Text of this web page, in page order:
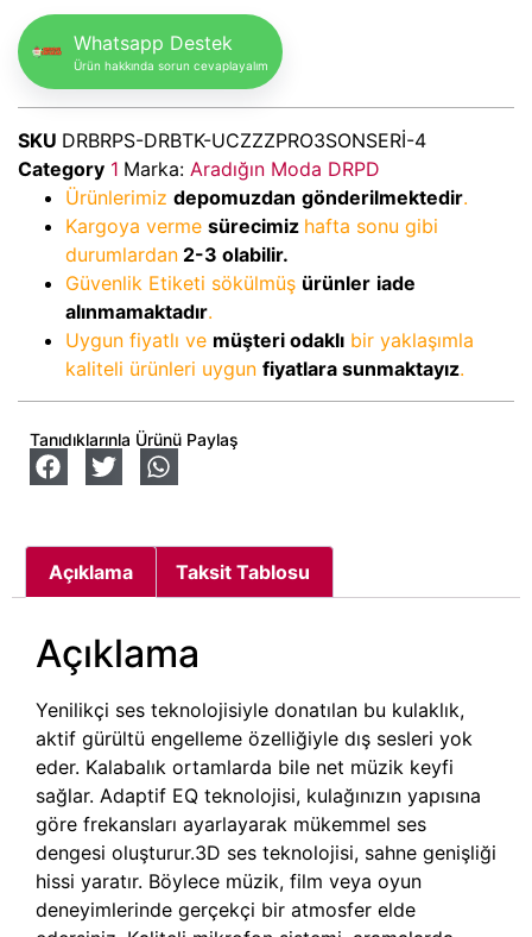
Whatsapp Destek
Ürün hakkında sorun cevaplayalım
SKU DRBRPS-DRBTK-UCZZZPRO3SONSERİ-4
Category 1 Marka: Aradığın Moda DRPD
Ürünlerimiz depomuzdan gönderilmektedir.
Kargoya verme sürecimiz hafta sonu gibi
durumlardan 2-3 olabilir.
Güvenlik Etiketi sökülmüş ürünler iade
alınmamaktadır.
Uygun fiyatlı ve müşteri odaklı bir yaklaşımla
kaliteli ürünleri uygun fiyatlara sunmaktayız.
Tanıdıklarınla Ürünü Paylaş
Açıklama Taksit Tablosu
Açıklama
Yenilikçi ses teknolojisiyle donatılan bu kulaklık,
aktif gürültü engelleme özelliğiyle dış sesleri yok
eder. Kalabalık ortamlarda bile net müzik keyfi
sağlar. Adaptif EQ teknolojisi, kulağınızın yapısına
göre frekansları ayarlayarak mükemmel ses
dengesi oluşturur.3D ses teknolojisi, sahne genişliği
hissi yaratır. Böylece müzik, film veya oyun
deneyimlerinde gerçekçi bir atmosfer elde